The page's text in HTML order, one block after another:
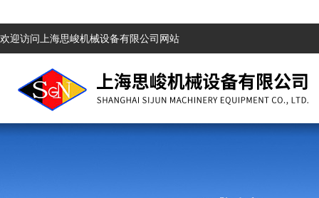
欢迎访问上海思峻机械设备有限公司网站